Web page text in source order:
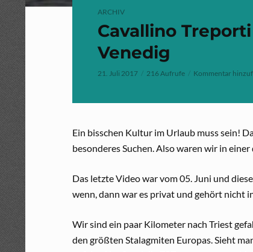
ARCHIV
Cavallino
Venedig
21. Juli 2017 216 Aufrufe Kommentar
Ein bisschen Kultur im Urlaub muss sein!
besonderes Suchen. Also waren wir in
Das letzte Video war vom 05. Juni und
wenn, dann war es privat und gehört nicht
Wir sind ein paar Kilometer nach Triest
den größten Stalagmiten Europas. Sieht